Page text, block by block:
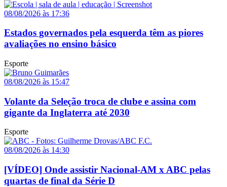
08/08/2026 às 17:36
Estados governados pela esquerda têm as piores
avaliações no ensino básico
Esporte
08/08/2026 às 15:47
Volante da Seleção troca de clube e assina com
gigante da Inglaterra até 2030
Esporte
08/08/2026 às 14:30
[VÍDEO] Onde assistir Nacional-AM x ABC pelas
quartas de final da Série D